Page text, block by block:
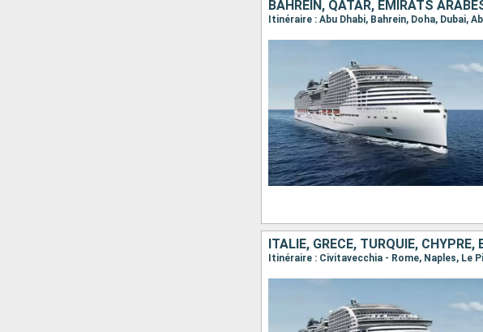
BAHREIN, QATAR, EMIRATS
Itinéraire : Abu Dhabi, Bahrein, Doha, Dubai,
ITALIE, GRÈCE, TURQUIE,